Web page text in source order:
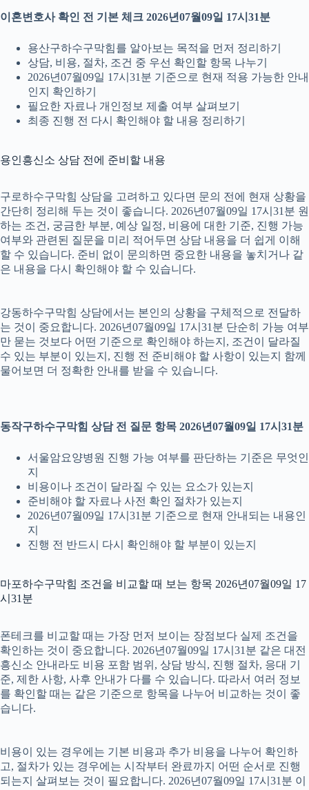
이혼변호사 확인 전 기본 체크 2026년07월09일 17시31분
용산구하수구막힘를 알아보는 목적을 먼저 정리하기
상담, 비용, 절차, 조건 중 우선 확인할 항목 나누기
2026년07월09일 17시31분 기준으로 현재 적용 가능한 안내
인지 확인하기
필요한 자료나 개인정보 제출 여부 살펴보기
최종 진행 전 다시 확인해야 할 내용 정리하기
용인흥신소 상담 전에 준비할 내용
구로하수구막힘 상담을 고려하고 있다면 문의 전에 현재 상황을
간단히 정리해 두는 것이 좋습니다. 2026년07월09일 17시31분 원
하는 조건, 궁금한 부분, 예상 일정, 비용에 대한 기준, 진행 가능
여부와 관련된 질문을 미리 적어두면 상담 내용을 더 쉽게 이해
할 수 있습니다. 준비 없이 문의하면 중요한 내용을 놓치거나 같
은 내용을 다시 확인해야 할 수 있습니다.
강동하수구막힘 상담에서는 본인의 상황을 구체적으로 전달하
는 것이 중요합니다. 2026년07월09일 17시31분 단순히 가능 여부
만 묻는 것보다 어떤 기준으로 확인해야 하는지, 조건이 달라질
수 있는 부분이 있는지, 진행 전 준비해야 할 사항이 있는지 함께
물어보면 더 정확한 안내를 받을 수 있습니다.
동작구하수구막힘 상담 전 질문 항목 2026년07월09일 17시31분
서울암요양병원 진행 가능 여부를 판단하는 기준은 무엇인
지
비용이나 조건이 달라질 수 있는 요소가 있는지
준비해야 할 자료나 사전 확인 절차가 있는지
2026년07월09일 17시31분 기준으로 현재 안내되는 내용인
지
진행 전 반드시 다시 확인해야 할 부분이 있는지
마포하수구막힘 조건을 비교할 때 보는 항목 2026년07월09일 17
시31분
폰테크를 비교할 때는 가장 먼저 보이는 장점보다 실제 조건을
확인하는 것이 중요합니다. 2026년07월09일 17시31분 같은 대전
흥신소 안내라도 비용 포함 범위, 상담 방식, 진행 절차, 응대 기
준, 제한 사항, 사후 안내가 다를 수 있습니다. 따라서 여러 정보
를 확인할 때는 같은 기준으로 항목을 나누어 비교하는 것이 좋
습니다.
비용이 있는 경우에는 기본 비용과 추가 비용을 나누어 확인하
고, 절차가 있는 경우에는 시작부터 완료까지 어떤 순서로 진행
되는지 살펴보는 것이 필요합니다. 2026년07월09일 17시31분 이